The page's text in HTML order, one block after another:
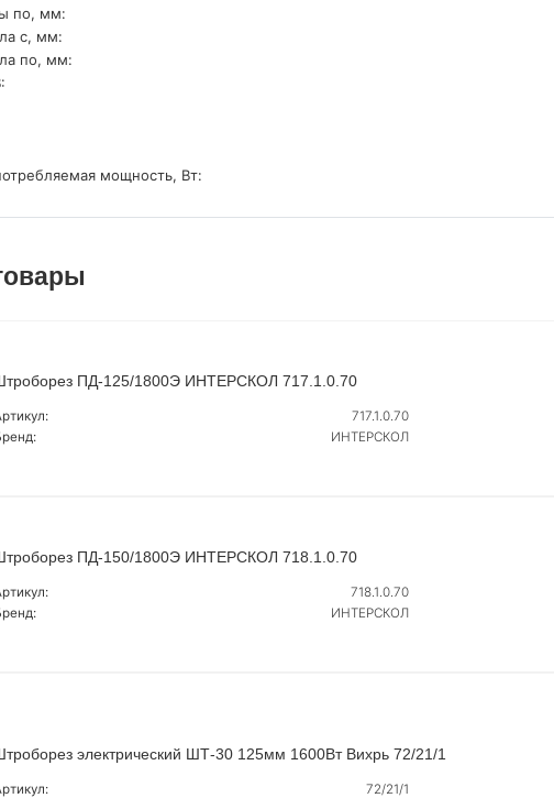
по, мм:
с, мм:
по, мм:
мощность, Вт:
ПД-125/1800Э ИНТЕРСКОЛ 717.1.0.70
717.1.0.70
ИНТЕРСКОЛ
ПД-150/1800Э ИНТЕРСКОЛ 718.1.0.70
718.1.0.70
ИНТЕРСКОЛ
электрический ШТ-30 125мм 1600Вт Вихрь 72/21/1
72/21/1